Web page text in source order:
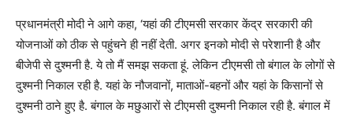
प्रधानमंत्री मोदी ने आगे कहा, ‘यहां की टीएमसी सरकार केंद्र सरकारी की
योजनाओं को ठीक से पहुंचने ही नहीं देती. अगर इनको मोदी से परेशानी है और
बीजेपी से दुश्मनी है. ये तो मैं समझ सकता हूं. लेकिन टीएमसी तो बंगाल के लोगों से
दुश्मनी निकाल रही है. यहां के नौजवानों, माताओं-बहनों और यहां के किसानों से
दुश्मनी ठाने हुए है. बंगाल के मछुआरों से टीएमसी दुश्मनी निकाल रही है. बंगाल में